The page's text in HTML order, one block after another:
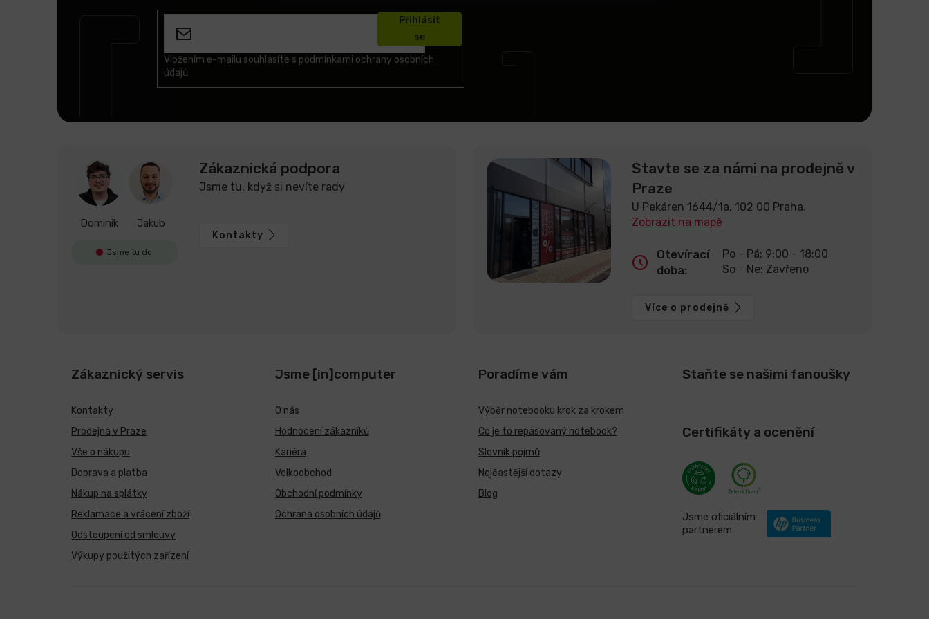
Vložením e-mailu souhlasíte s podmínkami ochrany osobních
údajů
Přihlásit
se
Dominik Jakub
Jsme tu do
Zákaznická podpora
Jsme tu, když si nevíte rady
Kontakty
Stavte se za námi na prodejně v
Praze
U Pekáren 1644/1a, 102 00 Praha.
Zobrazit na mapě
Otevírací
doba:
Po - Pá: 9:00 - 18:00
So - Ne: Zavřeno
Více o prodejně
Zákaznický servis
Kontakty
Prodejna v Praze
Vše o nákupu
Doprava a platba
Nákup na splátky
Reklamace a vrácení zboží
Odstoupení od smlouvy
Výkupy použitých zařízení
Jsme [in]computer
O nás
Hodnocení zákazníků
Kariéra
Velkoobchod
Obchodní podmínky
Ochrana osobních údajů
Poradíme vám
Výběr notebooku krok za krokem
Co je to repasovaný notebook?
Slovník pojmů
Nejčastější dotazy
Blog
Staňte se našimi fanoušky
Certifikáty a ocenění
Jsme oficiálním
partnerem